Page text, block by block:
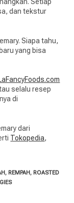
Setiap
dan tekstur
Siapa tahu,
yang bisa
selalu resep
di
dari
Tokopedia,
, REMPAH, ROASTED